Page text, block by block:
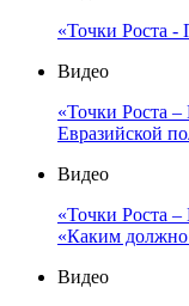
«Точки Роста
Видео
«Точки Роста
Евразийской
Видео
«Точки Роста –
«Каким должно
Видео